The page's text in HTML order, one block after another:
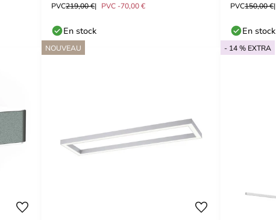
PVC219,00 € PVC -70,00 €
En stock
PVC150,00 €
En stock
NOUVEAU - 14 % EXTRA